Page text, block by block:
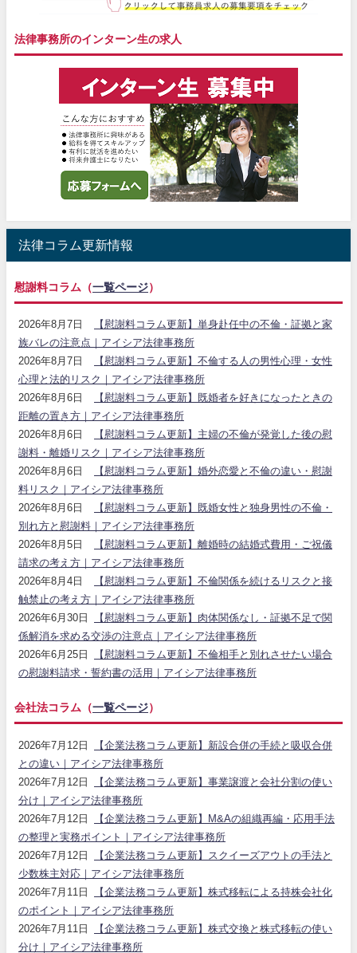
法律事務所のインターン生の求人
法律コラム更新情報
慰謝料コラム（一覧ページ）
2026年8月7日
【慰謝料コラム更新】単身赴任中の不倫・証拠と家
族バレの注意点｜アイシア法律事務所
2026年8月7日
【慰謝料コラム更新】不倫する人の男性心理・女性
心理と法的リスク｜アイシア法律事務所
2026年8月6日
【慰謝料コラム更新】既婚者を好きになったときの
距離の置き方｜アイシア法律事務所
2026年8月6日
【慰謝料コラム更新】主婦の不倫が発覚した後の慰
謝料・離婚リスク｜アイシア法律事務所
2026年8月6日
【慰謝料コラム更新】婚外恋愛と不倫の違い・慰謝
料リスク｜アイシア法律事務所
2026年8月6日
【慰謝料コラム更新】既婚女性と独身男性の不倫・
別れ方と慰謝料｜アイシア法律事務所
2026年8月5日
【慰謝料コラム更新】離婚時の結婚式費用・ご祝儀
請求の考え方｜アイシア法律事務所
2026年8月4日
【慰謝料コラム更新】不倫関係を続けるリスクと接
触禁止の考え方｜アイシア法律事務所
2026年6月30日
【慰謝料コラム更新】肉体関係なし・証拠不足で関
係解消を求める交渉の注意点｜アイシア法律事務所
2026年6月25日
【慰謝料コラム更新】不倫相手と別れさせたい場合
の慰謝料請求・誓約書の活用｜アイシア法律事務所
会社法コラム（一覧ページ）
2026年7月12日
【企業法務コラム更新】新設合併の手続と吸収合併
との違い｜アイシア法律事務所
2026年7月12日
【企業法務コラム更新】事業譲渡と会社分割の使い
分け｜アイシア法律事務所
2026年7月12日
【企業法務コラム更新】M&Aの組織再編・応用手法
の整理と実務ポイント｜アイシア法律事務所
2026年7月12日
【企業法務コラム更新】スクイーズアウトの手法と
少数株主対応｜アイシア法律事務所
2026年7月11日
【企業法務コラム更新】株式移転による持株会社化
のポイント｜アイシア法律事務所
2026年7月11日
【企業法務コラム更新】株式交換と株式移転の使い
分け｜アイシア法律事務所